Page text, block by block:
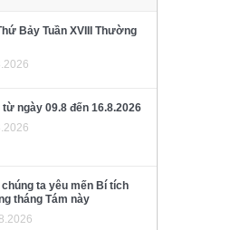
Bảy Tuần XVIII Thường
từ ngày 09.8 đến 16.8.2026
ta yêu mến Bí tích
tháng Tám này